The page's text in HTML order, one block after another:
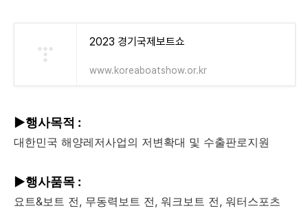
2023 경기국제보트쇼
www.koreaboatshow.or.kr
▶행사목적 :
대한민국 해양레저사업의 저변확대 및 수출판로지원
▶행사품목 :
요트&보트 전, 무동력보트 전, 워크보트 전, 워터스포츠